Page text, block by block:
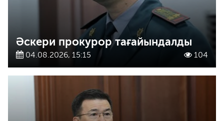
Әскери прокурор тағайындалды
04.08.2026, 15:15 104